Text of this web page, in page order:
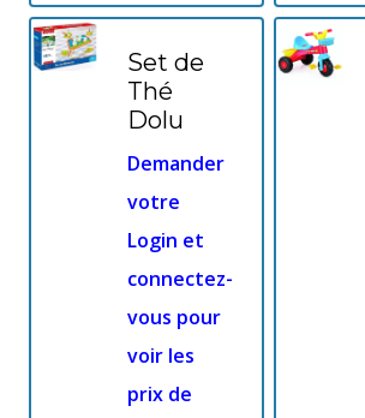
Set de
Thé
Dolu
Demander
votre
Login et
connectez-
vous pour
voir les
prix de